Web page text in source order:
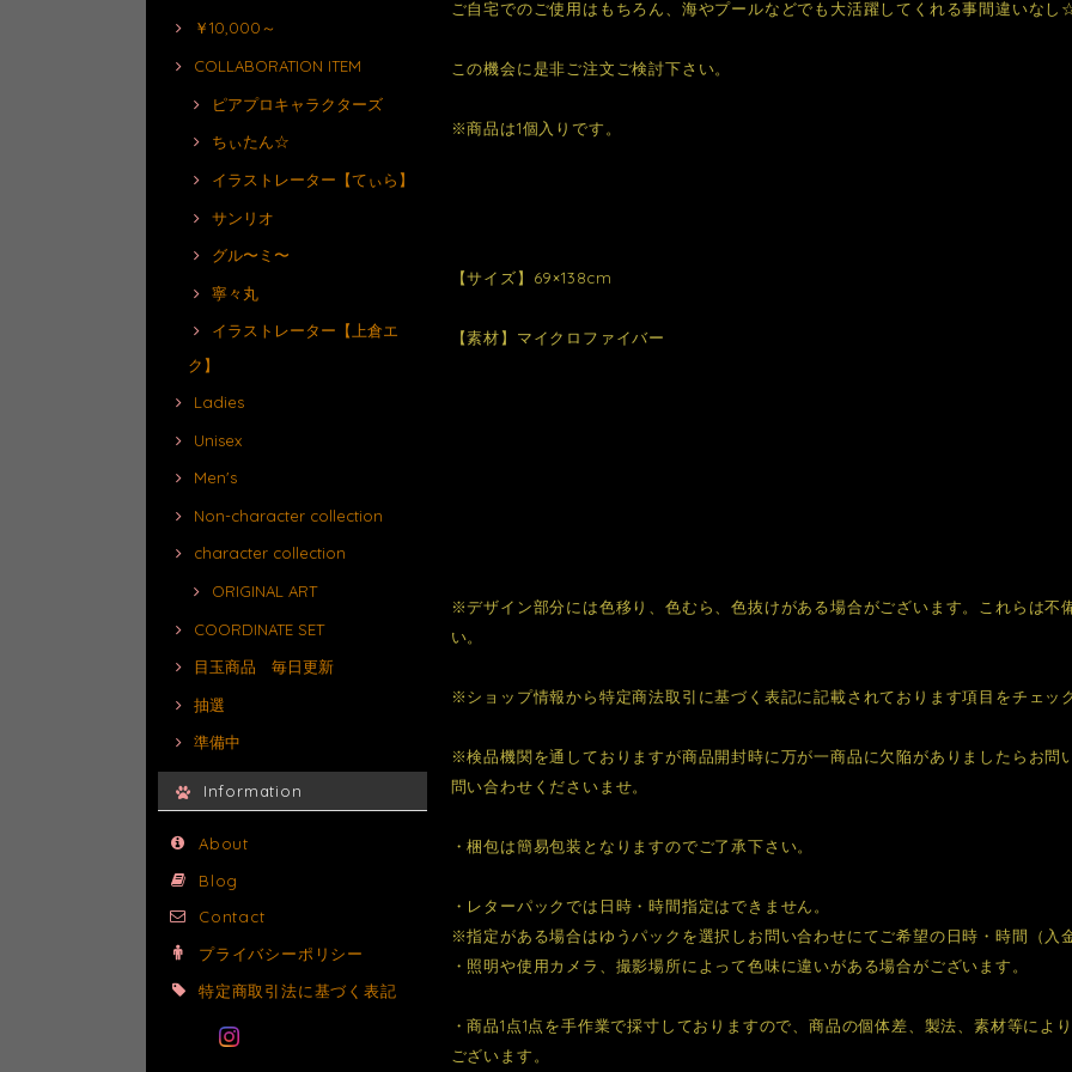
￥10,000～
COLLABORATION ITEM
ピアプロキャラクターズ
ちぃたん☆
イラストレーター【てぃら】
サンリオ
グル〜ミ〜
寧々丸
イラストレーター【上倉エ
ク】
Ladies
Unisex
Men's
Non-character collection
character collection
ORIGINAL ART
COORDINATE SET
目玉商品 毎日更新
抽選
準備中
Information
About
Blog
Contact
プライバシーポリシー
特定商取引法に基づく表記
ご自宅でのご使用はもちろん、海やプールなどでも大活躍してくれる事間違いなし
この機会に是非ご注文ご検討下さい。
※商品は1個入りです。
【サイズ】69×138cm
【素材】マイクロファイバー
※デザイン部分には色移り、色むら、色抜けがある場合がございます。これらは不
い。
※ショップ情報から特定商法取引に基づく表記に記載されております項目をチェッ
※検品機関を通しておりますが商品開封時に万が一商品に欠陥がありましたらお問
問い合わせくださいませ。
・梱包は簡易包装となりますのでご了承下さい。
・レターパックでは日時・時間指定はできません。
※指定がある場合はゆうパックを選択しお問い合わせにてご希望の日時・時間（入
・照明や使用カメラ、撮影場所によって色味に違いがある場合がございます。
・商品1点1点を手作業で採寸しておりますので、商品の個体差、製法、素材等に
ございます。